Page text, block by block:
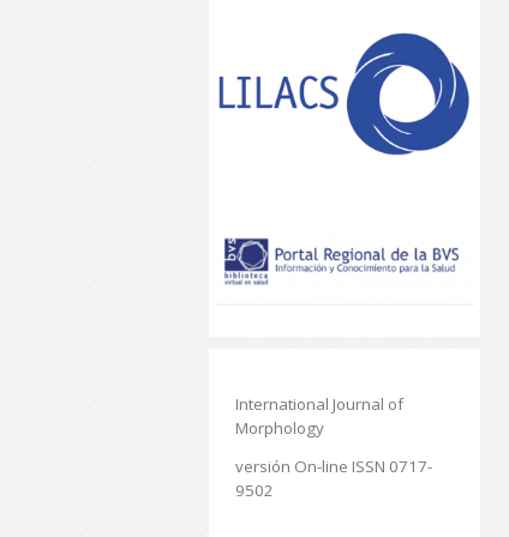
International Journal of
Morphology
versión On-line ISSN 0717-
9502